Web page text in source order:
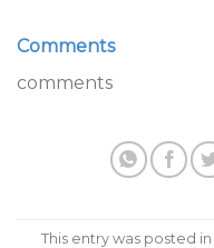
Comments
comments
This entry was posted in